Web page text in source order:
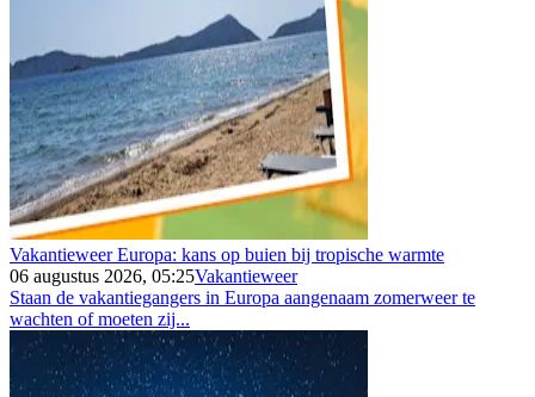
Vakantieweer Europa: kans op buien bij tropische warmte
06 augustus 2026, 05:25Vakantieweer
Staan de vakantiegangers in Europa aangenaam zomerweer te
wachten of moeten zij...